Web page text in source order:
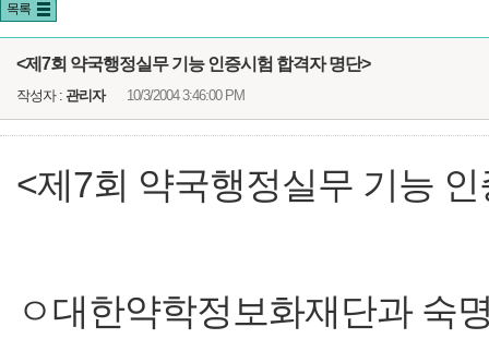
목록
<제7회 약국행정실무 기능 인증시험 합격자 명단>
작성자 : 관리자 10/3/2004 3:46:00 PM
<제7회 약국행정실무 기능
ㅇ대한약학정보화재단과 숙